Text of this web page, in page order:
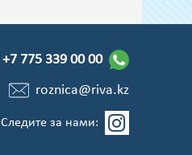
+7 775 339 00 00
roznica@riva.kz
Следите за нами: